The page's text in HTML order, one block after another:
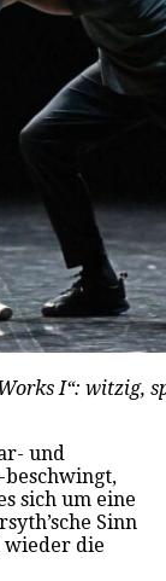
I“: witzig,
und
sich um eine
Sinn
die